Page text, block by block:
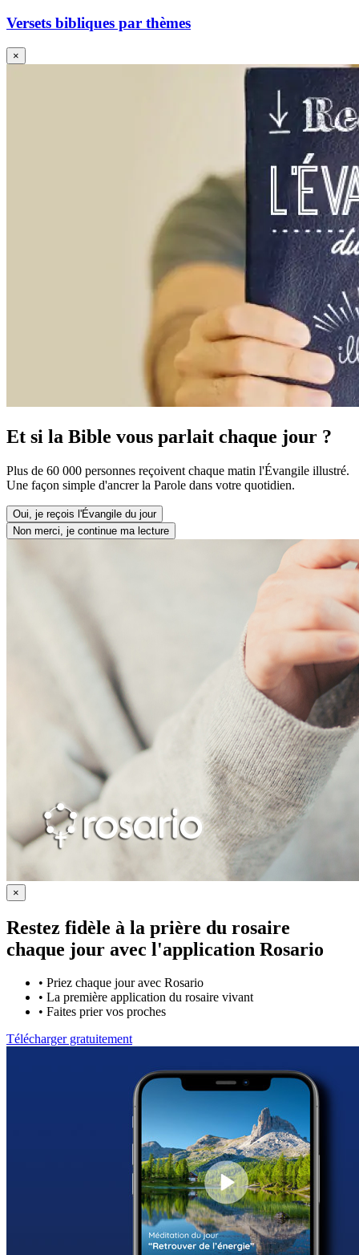
Versets bibliques par thèmes
×
Et si la Bible vous parlait chaque jour ?
Plus de 60 000 personnes reçoivent chaque matin l'Évangile illustré.
Une façon simple d'ancrer la Parole dans votre quotidien.
Oui, je reçois l'Évangile du jour
Non merci, je continue ma lecture
×
Restez fidèle à la prière du rosaire
chaque jour avec l'application Rosario
• Priez chaque jour avec Rosario
• La première application du rosaire vivant
• Faites prier vos proches
Télécharger gratuitement